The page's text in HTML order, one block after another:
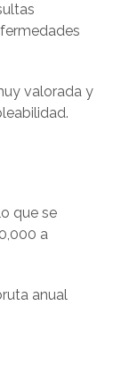
valorada y
que se
a
anual